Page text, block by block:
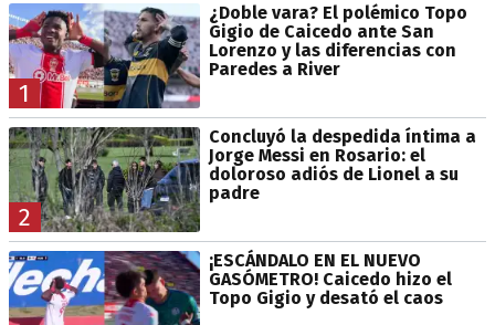
1
¿Doble vara? El polémico Topo
Gigio de Caicedo ante San
Lorenzo y las diferencias con
Paredes a River
2
Concluyó la despedida íntima a
Jorge Messi en Rosario: el
doloroso adiós de Lionel a su
padre
¡ESCÁNDALO EN EL NUEVO
GASÓMETRO! Caicedo hizo el
Topo Gigio y desató el caos